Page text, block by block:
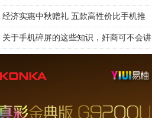
经济实惠中秋赠礼 五款高性价比手机推
关于手机碎屏的这些知识，奸商可不会讲